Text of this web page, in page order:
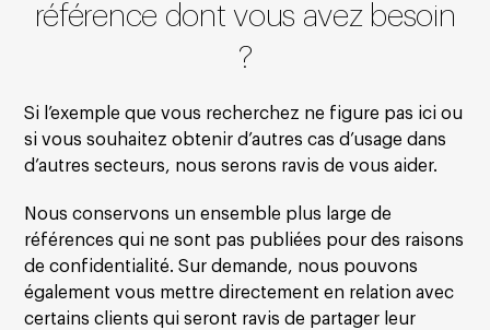
référence dont vous avez besoin
?
Si l’exemple que vous recherchez ne figure pas ici ou
si vous souhaitez obtenir d’autres cas d’usage dans
d’autres secteurs, nous serons ravis de vous aider.
Nous conservons un ensemble plus large de
références qui ne sont pas publiées pour des raisons
de confidentialité. Sur demande, nous pouvons
également vous mettre directement en relation avec
certains clients qui seront ravis de partager leur